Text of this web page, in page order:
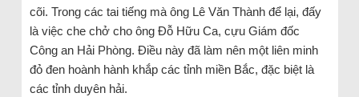
cõi. Trong các tai tiếng mà ông Lê Văn Thành để lại, đấy
là việc che chở cho ông Đỗ Hữu Ca, cựu Giám đốc
Công an Hải Phòng. Điều này đã làm nên một liên minh
đỏ đen hoành hành khắp các tỉnh miền Bắc, đặc biệt là
các tỉnh duyên hải.